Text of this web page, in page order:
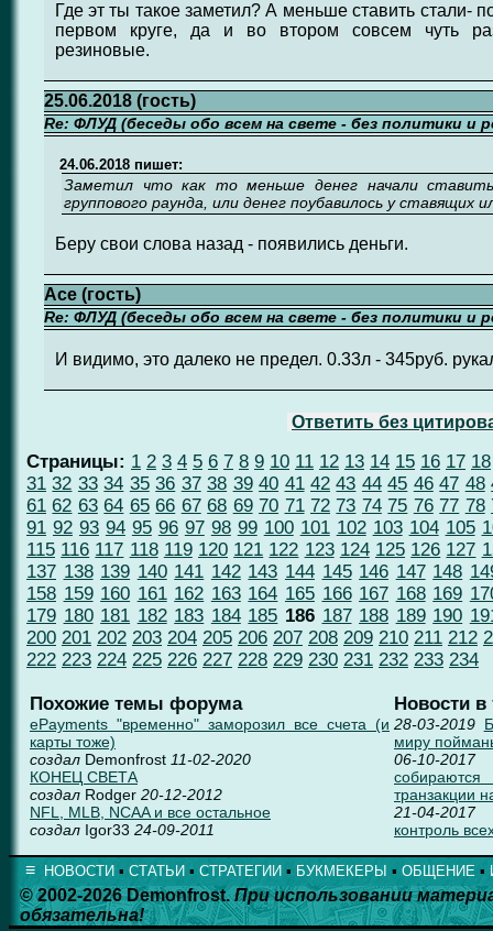
Где эт ты такое заметил? А меньше ставить стали-
первом круге, да и во втором совсем чуть
резиновые.
25.06.2018 (гость)
Re: ФЛУД (беседы обо всем на свете - без политики и
24.06.2018 пишет:
Заметил что как то меньше денег начали
группового раунда, или денег поубавилось у ставящих
Беру свои слова назад - появились деньги.
Ace (гость)
Re: ФЛУД (беседы обо всем на свете - без политики и
И видимо, это далеко не предел. 0.33л - 345руб.
Ответить без
Страницы: 1 2 3 4 5 6 7 8 9 10 11 12 13 14 15 16 17 18
31 32 33 34 35 36 37 38 39 40 41 42 43 44 45 46 47 48
61 62 63 64 65 66 67 68 69 70 71 72 73 74 75 76 77 78
91 92 93 94 95 96 97 98 99 100 101 102 103 104 105
115 116 117 118 119 120 121 122 123 124 125 126 127
137 138 139 140 141 142 143 144 145 146 147 148
158 159 160 161 162 163 164 165 166 167 168 169
179 180 181 182 183 184 185 186 187 188 189 190
200 201 202 203 204 205 206 207 208 209 210 211 212
222 223 224 225 226 227 228 229 230 231 232 233 234
Похожие темы форума
ePayments "временно" заморозил все счета (и
карты тоже)
создал Demonfrost 11-02-2020
КОНЕЦ СВЕТА
создал Rodger 20-12-2012
NFL, MLB, NCAA и все остальное
создал Igor33 24-09-2011
Новости в
28-03-2019
миру
06-10-2017
транзакции
21-04-2017
контроль
≡ НОВОСТИ ▪ СТАТЬИ ▪ СТРАТЕГИИ ▪ БУКМЕКЕРЫ ▪ ОБЩЕНИЕ ▪
© 2002-2026 Demonfrost.При использовании
обязательна!